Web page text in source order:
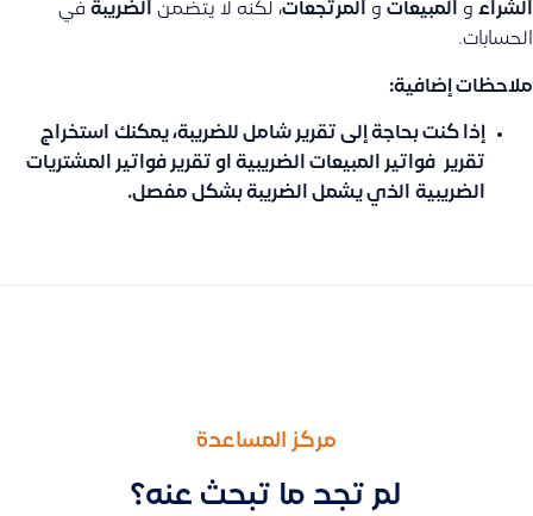
الشراء و المبيعات و المرتجعات، لكنه لا يتضمن الضريبة في
الحسابات.
ملاحظات إضافية:
إذا كنت بحاجة إلى تقرير شامل للضريبة، يمكنك استخراج
تقرير فواتير المبيعات الضريبية او تقرير فواتير المشتريات
الضريبية الذي يشمل الضريبة بشكل مفصل.
مركز المساعدة
لم تجد ما تبحث عنه؟